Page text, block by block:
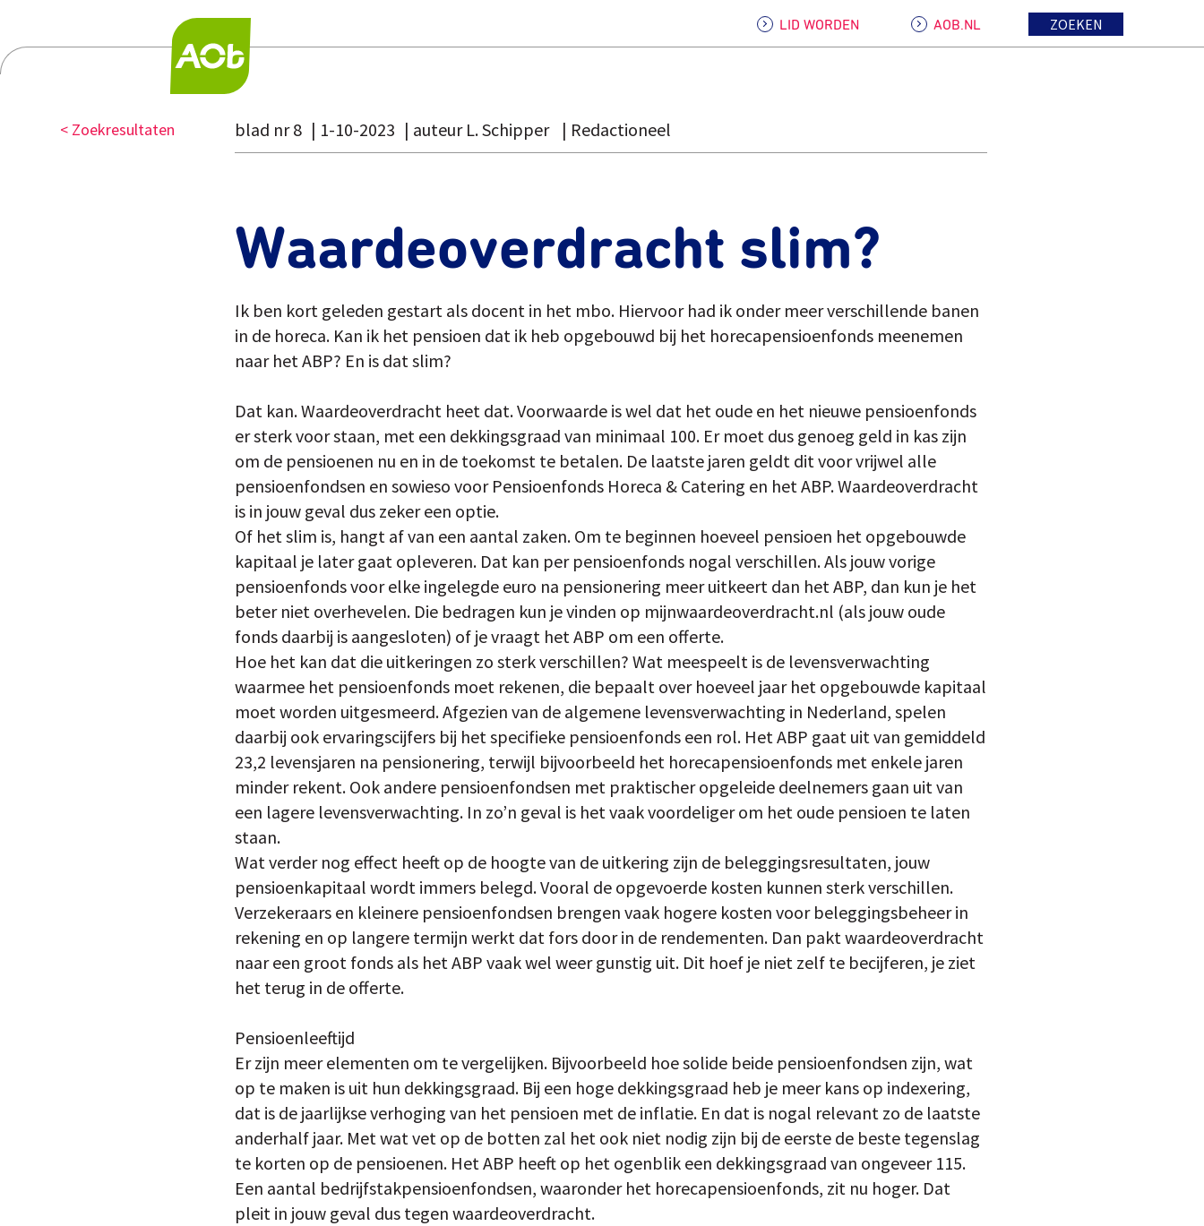
LID WORDEN AOB.NL ZOEKEN
< Zoekresultaten blad nr 8 1-10-2023 auteur L. Schipper Redactioneel
Waardeoverdracht slim?
Ik ben kort geleden gestart als docent in het mbo. Hiervoor had ik onder meer verschillende banen
in de horeca. Kan ik het pensioen dat ik heb opgebouwd bij het horecapensioenfonds meenemen
naar het ABP? En is dat slim?
Dat kan. Waardeoverdracht heet dat. Voorwaarde is wel dat het oude en het nieuwe pensioenfonds
er sterk voor staan, met een dekkingsgraad van minimaal 100. Er moet dus genoeg geld in kas zijn
om de pensioenen nu en in de toekomst te betalen. De laatste jaren geldt dit voor vrijwel alle
pensioenfondsen en sowieso voor Pensioenfonds Horeca & Catering en het ABP. Waardeoverdracht
is in jouw geval dus zeker een optie.
Of het slim is, hangt af van een aantal zaken. Om te beginnen hoeveel pensioen het opgebouwde
kapitaal je later gaat opleveren. Dat kan per pensioenfonds nogal verschillen. Als jouw vorige
pensioenfonds voor elke ingelegde euro na pensionering meer uitkeert dan het ABP, dan kun je het
beter niet overhevelen. Die bedragen kun je vinden op mijnwaardeoverdracht.nl (als jouw oude
fonds daarbij is aangesloten) of je vraagt het ABP om een offerte.
Hoe het kan dat die uitkeringen zo sterk verschillen? Wat meespeelt is de levensverwachting
waarmee het pensioenfonds moet rekenen, die bepaalt over hoeveel jaar het opgebouwde kapitaal
moet worden uitgesmeerd. Afgezien van de algemene levensverwachting in Nederland, spelen
daarbij ook ervaringscijfers bij het specifieke pensioenfonds een rol. Het ABP gaat uit van gemiddeld
23,2 levensjaren na pensionering, terwijl bijvoorbeeld het horecapensioenfonds met enkele jaren
minder rekent. Ook andere pensioenfondsen met praktischer opgeleide deelnemers gaan uit van
een lagere levensverwachting. In zo’n geval is het vaak voordeliger om het oude pensioen te laten
staan.
Wat verder nog effect heeft op de hoogte van de uitkering zijn de beleggingsresultaten, jouw
pensioenkapitaal wordt immers belegd. Vooral de opgevoerde kosten kunnen sterk verschillen.
Verzekeraars en kleinere pensioenfondsen brengen vaak hogere kosten voor beleggingsbeheer in
rekening en op langere termijn werkt dat fors door in de rendementen. Dan pakt waardeoverdracht
naar een groot fonds als het ABP vaak wel weer gunstig uit. Dit hoef je niet zelf te becijferen, je ziet
het terug in de offerte.
Pensioenleeftijd
Er zijn meer elementen om te vergelijken. Bijvoorbeeld hoe solide beide pensioenfondsen zijn, wat
op te maken is uit hun dekkingsgraad. Bij een hoge dekkingsgraad heb je meer kans op indexering,
dat is de jaarlijkse verhoging van het pensioen met de inflatie. En dat is nogal relevant zo de laatste
anderhalf jaar. Met wat vet op de botten zal het ook niet nodig zijn bij de eerste de beste tegenslag
te korten op de pensioenen. Het ABP heeft op het ogenblik een dekkingsgraad van ongeveer 115.
Een aantal bedrijfstakpensioenfondsen, waaronder het horecapensioenfonds, zit nu hoger. Dat
pleit in jouw geval dus tegen waardeoverdracht.